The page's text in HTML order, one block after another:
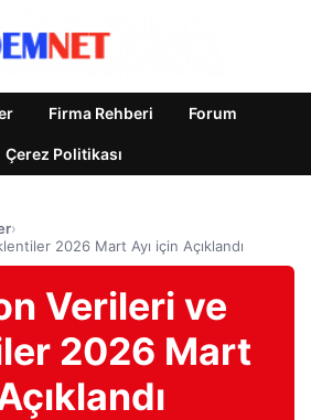
Firma Rehberi Forum
Çerez Politikası
›
2026 Mart Ayı için Açıklandı
Verileri ve
2026 Mart